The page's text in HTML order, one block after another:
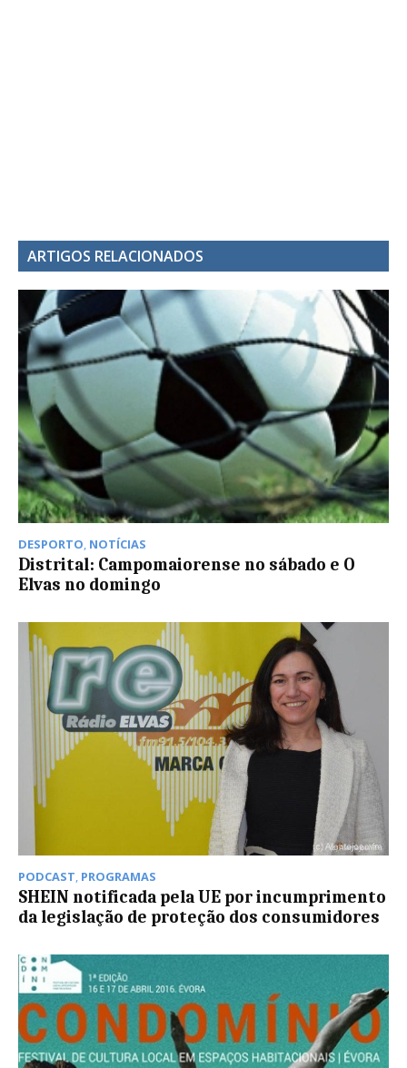
ARTIGOS RELACIONADOS
DESPORTO, NOTÍCIAS
Distrital: Campomaiorense no sábado e O
Elvas no domingo
PODCAST, PROGRAMAS
SHEIN notificada pela UE por incumprimento
da legislação de proteção dos consumidores